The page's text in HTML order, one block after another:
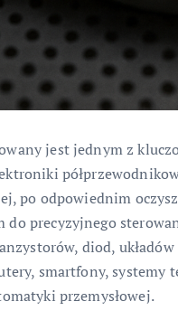
jest jednym z
po odpowiednim
precyzyjnego
diod,
smartfony,
przemysłowej.